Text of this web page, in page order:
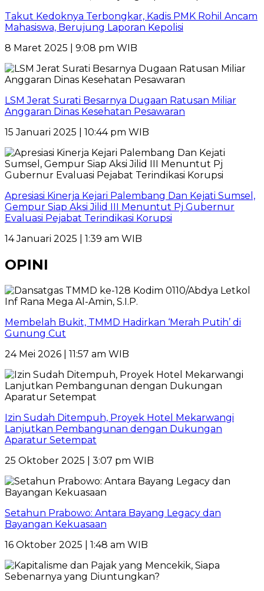
Takut Kedoknya Terbongkar, Kadis PMK Rohil Ancam
Mahasiswa, Berujung Laporan Kepolisi
8 Maret 2025 | 9:08 pm WIB
LSM Jerat Surati Besarnya Dugaan Ratusan Miliar
Anggaran Dinas Kesehatan Pesawaran
15 Januari 2025 | 10:44 pm WIB
Apresiasi Kinerja Kejari Palembang Dan Kejati Sumsel,
Gempur Siap Aksi Jilid III Menuntut Pj Gubernur
Evaluasi Pejabat Terindikasi Korupsi
14 Januari 2025 | 1:39 am WIB
OPINI
Membelah Bukit, TMMD Hadirkan ‘Merah Putih’ di
Gunung Cut
24 Mei 2026 | 11:57 am WIB
Izin Sudah Ditempuh, Proyek Hotel Mekarwangi
Lanjutkan Pembangunan dengan Dukungan
Aparatur Setempat
25 Oktober 2025 | 3:07 pm WIB
Setahun Prabowo: Antara Bayang Legacy dan
Bayangan Kekuasaan
16 Oktober 2025 | 1:48 am WIB